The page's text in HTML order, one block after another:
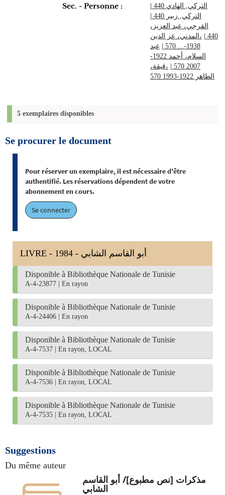
Sec. - Personne : التركي, الهادي 440
التركي, زبير 440
القرجي، عبد العزيز،
440
،المدني، عز الدين
1938-... 570
عبد
السلام، أحمد 1922-
2007 570
،قيقة،
الطاهر 1922-1993 570
5 exemplaires disponibles
Se procurer le document
Pour réserver un exemplaire, il est nécessaire d'être
authentifié. Les réservations dépendent de votre
abonnement en cours.
Se connecter
LIVRE - 1984 - أبو القاسم الشابي
Disponible à Bibliothèque Nationale de Tunisie
A-4-23877 En rayon
Disponible à Bibliothèque Nationale de Tunisie
A-4-24406 En rayon
Disponible à Bibliothèque Nationale de Tunisie
A-4-7537 En rayon, LOCAL
Disponible à Bibliothèque Nationale de Tunisie
A-4-7536 En rayon, LOCAL
Disponible à Bibliothèque Nationale de Tunisie
A-4-7535 En rayon, LOCAL
Suggestions
Du même auteur
مذكرات [نص مطبوع]/ أبو القاسم
الشابي